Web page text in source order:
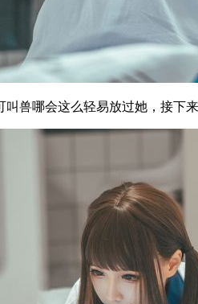
兽哪会这么轻易放过她，接下